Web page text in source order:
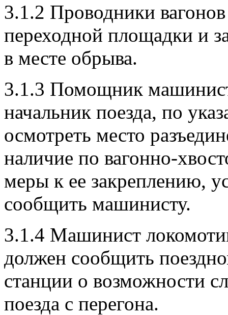
3.1.2 Проводники
переходной площадки и
в месте обрыва.
3.1.3 Помощник
начальник поезда, по
осмотреть место
наличие по вагонно-
меры к ее закреплению,
сообщить машинисту.
3.1.4 Машинист
должен сообщить
станции о возможности
поезда с перегона.